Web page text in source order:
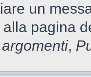
un
pagina
,